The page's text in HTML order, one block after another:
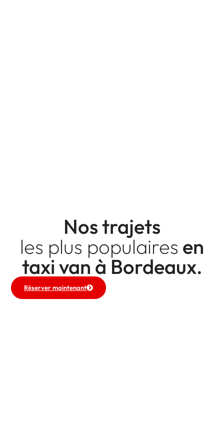
Nos trajets
les plus populaires en
taxi van à Bordeaux.
Réserver maintenant